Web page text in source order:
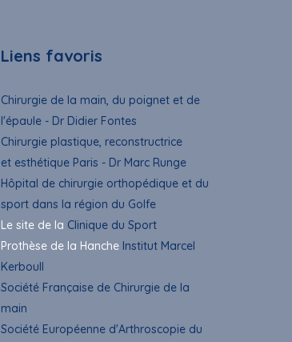
Liens favoris
Chirurgie de la main, du poignet et de
l'épaule - Dr Didier Fontes
Chirurgie plastique, reconstructrice
et esthétique Paris - Dr Marc Runge
Hôpital de chirurgie orthopédique et du
sport dans la région du Golfe
Le site de la Clinique du Sport
Prothèse de la Hanche Institut Marcel
Kerboull
Société Française de Chirurgie de la
main
Société Européenne d'Arthroscopie du